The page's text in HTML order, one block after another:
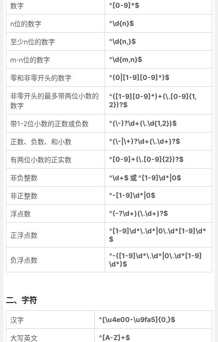
数字 ^[0-9]*$
n位的数字 ^\d{n}$
至少n位的数字 ^\d{n,}$
m-n位的数字 ^\d{m,n}$
零和非零开头的数字 ^(0|[1-9][0-9]*)$
非零开头的最多带两位小数的
数字
^([1-9][0-9]*)+(\.[0-9]{1,
2})?$
带1-2位小数的正数或负数 ^(\-)?\d+(\.\d{1,2})$
正数、负数、和小数 ^(\-|\+)?\d+(\.\d+)?$
有两位小数的正实数 ^[0-9]+(\.[0-9]{2})?$
非负整数 ^\d+$ 或 ^[1-9]\d*|0$
非正整数 ^-[1-9]\d*|0$
浮点数 ^(-?\d+)(\.\d+)?$
正浮点数
^[1-9]\d*\.\d*|0\.\d*[1-9]\d*
$
负浮点数
^-([1-9]\d*\.\d*|0\.\d*[1-9]
\d*)$
二、字符
汉字 ^[\u4e00-\u9fa5]{0,}$
大写英文 ^[A-Z]+$